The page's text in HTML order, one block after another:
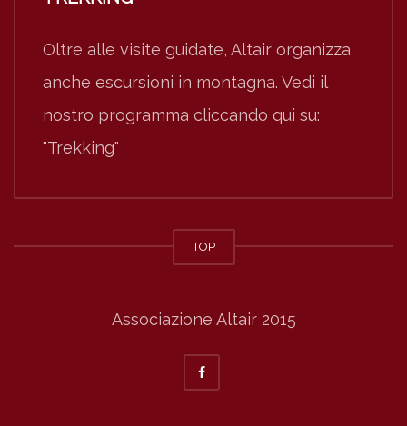
Oltre alle visite guidate, Altair organizza
anche escursioni in montagna. Vedi il
nostro programma cliccando qui su:
"Trekking"
TOP
Associazione Altair 2015